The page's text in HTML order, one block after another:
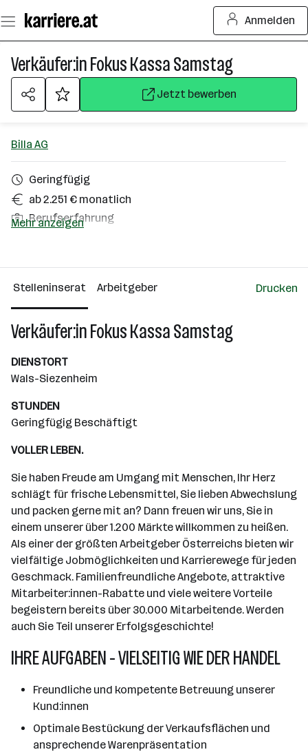
Seiteninhalt
springen
Anmelden
Verkäufer:in Fokus Kassa Samstag
Jetzt bewerben
Billa AG
Geringfügig
ab 2.251 € monatlich
Berufserfahrung
Über das Unternehmen
10000+ Mitarbeiter*innen
Wiener Neudorf
Mehr anzeigen
Stelleninserat Arbeitgeber Drucken
Verkäufer:in Fokus Kassa Samstag
DIENSTORT
Wals-Siezenheim
STUNDEN
Geringfügig Beschäftigt
VOLLER LEBEN.
Sie haben Freude am Umgang mit Menschen, Ihr Herz
schlägt für frische Lebensmittel, Sie lieben Abwechslung
und packen gerne mit an? Dann freuen wir uns, Sie in
einem unserer über 1.200 Märkte willkommen zu heißen.
Als einer der größten Arbeitgeber Österreichs bieten wir
vielfältige Jobmöglichkeiten und Karrierewege für jeden
Geschmack. Familienfreundliche Angebote, attraktive
Mitarbeiter:innen-Rabatte und viele weitere Vorteile
begeistern bereits über 30.000 Mitarbeitende. Werden
auch Sie Teil unserer Erfolgsgeschichte!
IHRE AUFGABEN - VIELSEITIG WIE DER HANDEL
Freundliche und kompetente Betreuung unserer
Kund:innen
Optimale Bestückung der Verkaufsflächen und
ansprechende Warenpräsentation